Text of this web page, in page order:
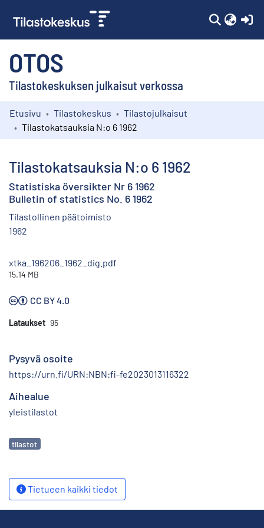
OTOS
Tilastokeskuksen julkaisut verkossa
Kokoelmat
Etusivu Tilastokeskus
Tilastojulkaisut
Tilastokatsauksia N:o 6 1962
Tilastokatsauksia N:o 6 1962
Statistiska översikter Nr 6 1962
Bulletin of statistics No. 6 1962
Tilastollinen päätoimisto
1962
xtka_196206_1962_dig.pdf
15.14 MB
CC BY 4.0
Lataukset 95
Pysyvä osoite
https://urn.fi/URN:NBN:fi-fe2023013116322
Aihealue
yleistilastot
Avainsanat
tilastot
Tietueen kaikki tiedot